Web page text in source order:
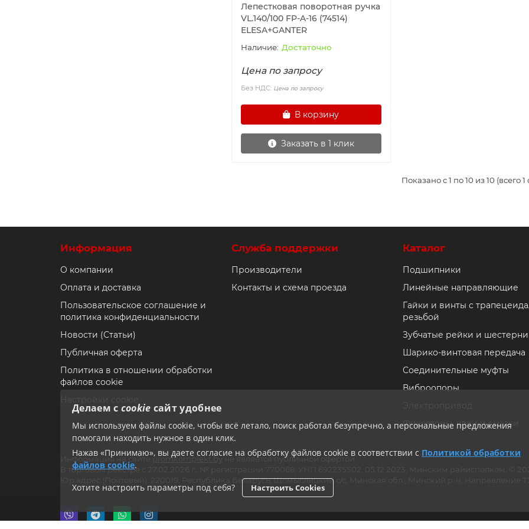
Лепестковая поворотная ручка
VL.140/100 FP-A-16 (74514)
ELESA+GANTER
Достаточно
Цена по запросу
Без НДС: Цена по запросу
В корзину
Заказать в 1 клик
Показано с 1 по 10 из 10 (всего
Делаем с cookie сайт удобнее
Мы используем файлы cookie, чтобы всё летало, поиск работал безупречно, а персональные предложения
помогали находить нужное в один клик.
Нажав «Принимаю», вы даете согласие на обработку файлов cookie в соответствии с Политикой обработки
файлов cookie.
Хотите настроить параметры под себя?
Настроить Cookies
Информация
О компании
Оплата и доставка
Пользовательское соглашение и
политика конфиденциальности
Новости (Статьи)
Публичная оферта
Политика в отношении обработки
файлов cookie
Служба поддержки
Производители
Контакты и схема проезда
Каталог
Подшипники
Линейные направляющие
Гайки и винты с
резьбой
Зубчатые рейки и шестерни
Шарико-винтовая передача
Соединительные муфты
Виброопоры
Фиксаторы, клеи и смазки
Информация на сайте promkomplekt.byне является публичной офертой.
В торговом реестре с 27.02.2026 г., № регистрации 770068, УНП 692235502, 05.12.2023, Минским райисполком. ©
Юр.адрес (Почтовый): 220019, Республика Беларусь, Щомыслицкий с/с, Минская обл., Минский р-н, Направление